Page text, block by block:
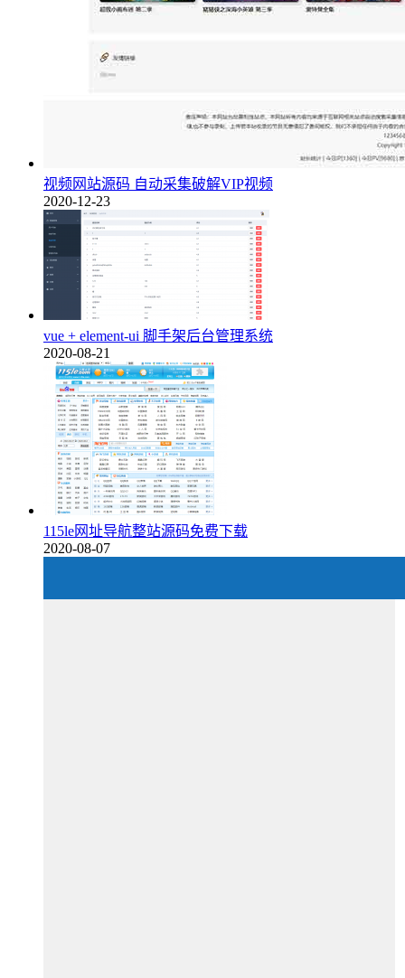
视频网站源码 自动采集破解VIP视频
2020-12-23
vue + element-ui 脚手架后台管理系统
2020-08-21
115le网址导航整站源码免费下载
2020-08-07